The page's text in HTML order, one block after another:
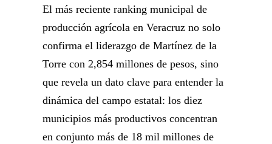
El más reciente ranking municipal de
producción agrícola en Veracruz no solo
confirma el liderazgo de Martínez de la
Torre con 2,854 millones de pesos, sino
que revela un dato clave para entender la
dinámica del campo estatal: los diez
municipios más productivos concentran
en conjunto más de 18 mil millones de